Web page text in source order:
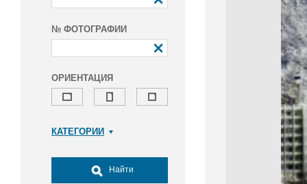
№ ФОТОГРАФИИ
ОРИЕНТАЦИЯ
КАТЕГОРИИ
Досуг, туризм и отдых
Найти